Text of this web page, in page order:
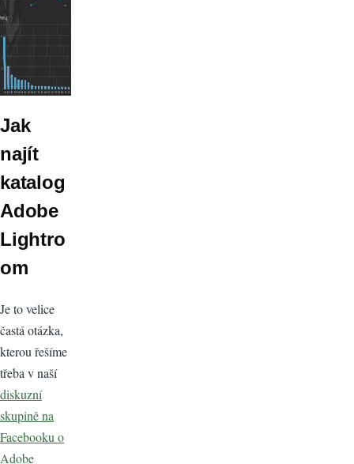
Jak
najít
katalog
Adobe
Lightro
om
Je to velice
častá otázka,
kterou řešíme
třeba v naší
diskuzní
skupině na
Facebooku o
Adobe